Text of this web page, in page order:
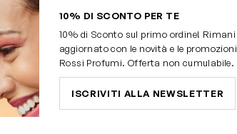
10% DI SCONTO PER TE
10% di Sconto sul primo ordine! Rimani
aggiornato con le novità e le promozioni
Rossi Profumi. Offerta non cumulabile.
ISCRIVITI ALLA NEWSLETTER